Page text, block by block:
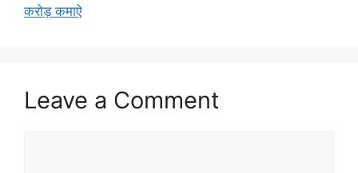
करोड़ कमाऐ
Leave a Comment